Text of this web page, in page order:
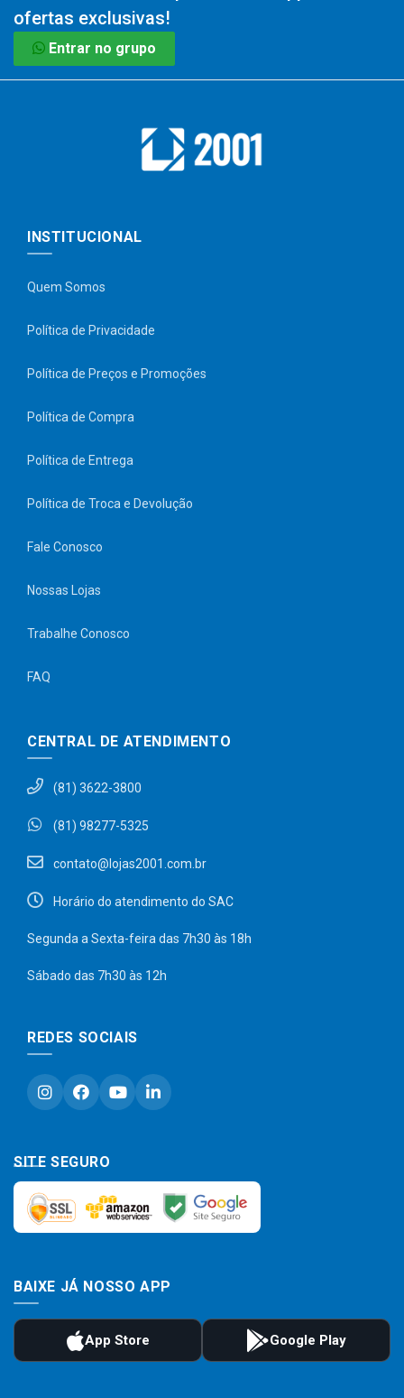
ofertas exclusivas!
Entrar no grupo
INSTITUCIONAL
Quem Somos
Política de Privacidade
Política de Preços e Promoções
Política de Compra
Política de Entrega
Política de Troca e Devolução
Fale Conosco
Nossas Lojas
Trabalhe Conosco
FAQ
CENTRAL DE ATENDIMENTO
(81) 3622-3800
(81) 98277-5325
contato@lojas2001.com.br
Horário do atendimento do SAC
Segunda a Sexta-feira das 7h30 às 18h
Sábado das 7h30 às 12h
REDES SOCIAIS
SITE SEGURO
BAIXE JÁ NOSSO APP